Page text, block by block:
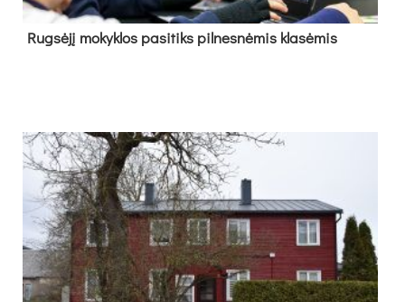
Rug­sė­jį mo­kyk­los pa­si­tiks pil­nes­nė­mis kla­sė­mis